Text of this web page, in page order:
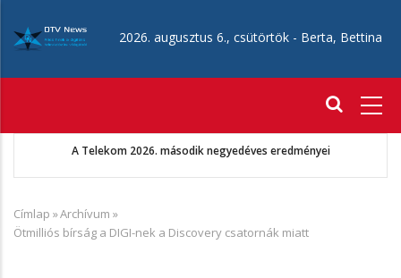
tartalomra
2026. augusztus 6., csütörtök - Berta, Bettina
A Telekom 2026. második negyedéves eredményei
Morzsa
Címlap »Archívum »
Ötmilliós bírság a DIGI-nek a Discovery csatornák miatt